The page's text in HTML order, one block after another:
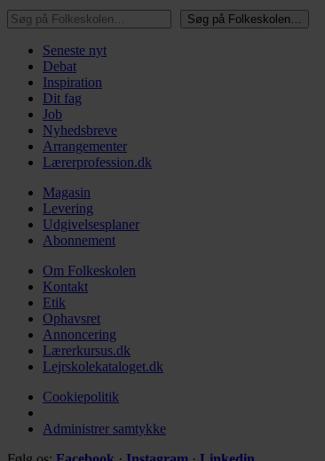
Søg på Folkeskolen…
Søg på Folkeskolen…
Seneste nyt
Debat
Inspiration
Dit fag
Job
Nyhedsbreve
Arrangementer
Lærerprofession.dk
Magasin
Levering
Udgivelsesplaner
Abonnement
Om Folkeskolen
Kontakt
Etik
Ophavsret
Annoncering
Lærerkursus.dk
Lejrskolekataloget.dk
Cookiepolitik
Administrer samtykke